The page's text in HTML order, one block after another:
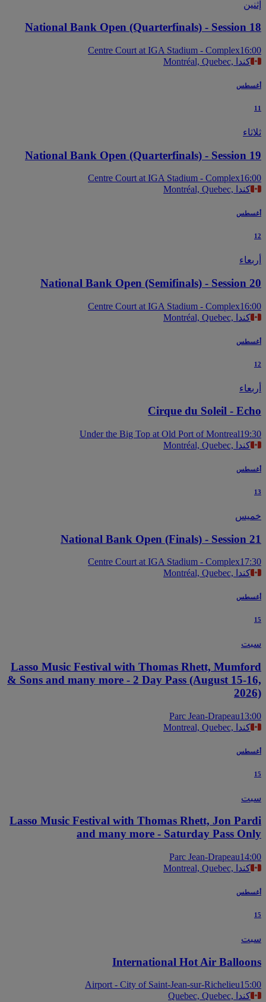
National Bank Open (Quarterfinals) - Session
Centre Court at IGA Stadium - Complex
Montréal, Quebec, كندا
National Bank Open (Quarterfinals) - Session
Centre Court at IGA Stadium - Complex
Montréal, Quebec, كندا
National Bank Open (Semifinals) - Session
Centre Court at IGA Stadium - Complex
Montréal, Quebec, كندا
Cirque du Soleil -
Under the Big Top at Old Port of Montreal
Montréal, Quebec, كندا
National Bank Open (Finals) - Session
Centre Court at IGA Stadium - Complex
Montréal, Quebec, كندا
Lasso Music Festival with Thomas Rhett,
& Sons and many more - 2 Day Pass (August 15-
Parc Jean-Drapeau
Montreal, Quebec, كندا
Lasso Music Festival with Thomas Rhett, Jon
and many more - Saturday Pass
Parc Jean-Drapeau
Montreal, Quebec, كندا
International Hot Air
Airport - City of Saint-Jean-sur-Richelieu
Quebec, Quebec, كندا